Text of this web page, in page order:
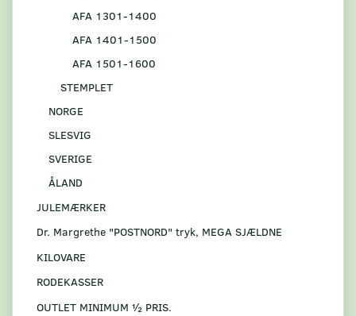
AFA 1301-1400
AFA 1401-1500
AFA 1501-1600
STEMPLET
NORGE
SLESVIG
SVERIGE
ÅLAND
JULEMÆRKER
Dr. Margrethe "POSTNORD" tryk, MEGA SJÆLDNE
KILOVARE
RODEKASSER
OUTLET MINIMUM ½ PRIS.